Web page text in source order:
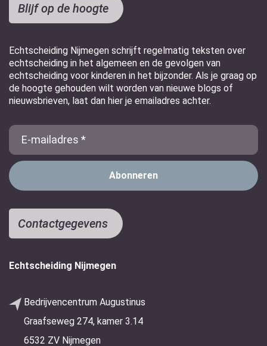
Blijf op de hoogte
Echtscheiding Nijmegen schrijft regelmatig teksten over
echtscheiding in het algemeen en de gevolgen van
echtscheiding voor kinderen in het bijzonder. Als je graag op
de hoogte gehouden wilt worden van nieuwe blogs of
nieuwsbrieven, laat dan hier je emailadres achter.
E-
Mail
Contactgegevens
Echtscheiding Nijmegen
Bedrijvencentrum Augustinus
Graafseweg 274, kamer 3.14
6532 ZV Nijmegen